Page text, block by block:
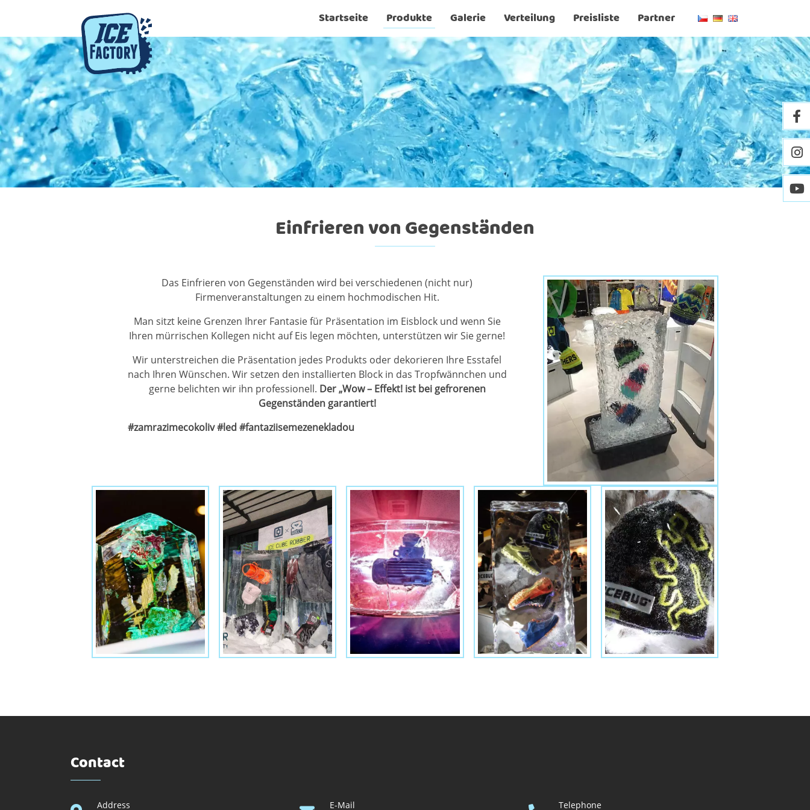
Startseite Produkte Galerie Verteilung Preisliste Partner
Einfrieren von Gegenständen
Das Einfrieren von Gegenständen wird bei verschiedenen (nicht nur)
Firmenveranstaltungen zu einem hochmodischen Hit.
Man sitzt keine Grenzen Ihrer Fantasie für Präsentation im Eisblock und wenn Sie
Ihren mürrischen Kollegen nicht auf Eis legen möchten, unterstützen wir Sie gerne!
Wir unterstreichen die Präsentation jedes Produkts oder dekorieren Ihre Esstafel
nach Ihren Wünschen. Wir setzen den installierten Block in das Tropfwännchen und
gerne belichten wir ihn professionell. Der „Wow – Effekt! ist bei gefrorenen
Gegenständen garantiert!
#zamrazimecokoliv #led #fantaziisemezenekladou
Contact
Address E-Mail Telephone